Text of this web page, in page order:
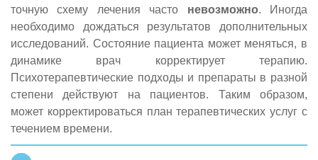
точную схему лечения часто невозможно. Иногда
необходимо дождаться результатов дополнительных
исследований. Состояние пациента может меняться, в
динамике врач корректирует терапию.
Психотерапевтические подходы и препараты в разной
степени действуют на пациентов. Таким образом,
может корректироваться план терапевтических услуг с
течением времени.